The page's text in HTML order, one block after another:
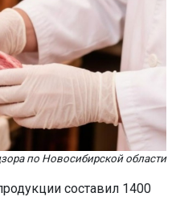
по Новосибирской области
составил 1400